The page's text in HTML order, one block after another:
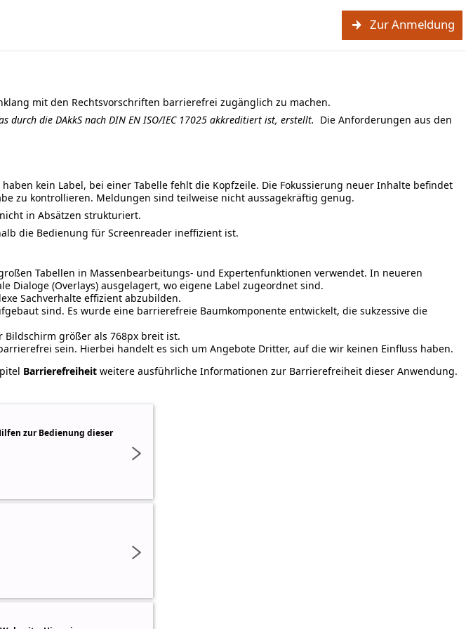
Zur Anmeldung
mit den Rechtsvorschriften barrierefrei zugänglich zu machen.
die DAkkS nach DIN EN ISO/IEC 17025 akkreditiert ist, erstellt. Die Anforderungen aus den
kein Label, bei einer Tabelle fehlt die Kopfzeile. Die Fokussierung neuer Inhalte befindet
zu kontrollieren. Meldungen sind teilweise nicht aussagekräftig genug.
in Absätzen strukturiert.
die Bedienung für Screenreader ineffizient ist.
Tabellen in Massenbearbeitungs- und Expertenfunktionen verwendet. In neueren
Dialoge (Overlays) ausgelagert, wo eigene Label zugeordnet sind.
Sachverhalte effizient abzubilden.
sind. Es wurde eine barrierefreie Baumkomponente entwickelt, die sukzessive die
größer als 768px breit ist.
sein. Hierbei handelt es sich um Angebote Dritter, auf die wir keinen Einfluss haben.
Barrierefreiheit weitere ausführliche Informationen zur Barrierefreiheit dieser Anwendung.
zur Bedienung dieser